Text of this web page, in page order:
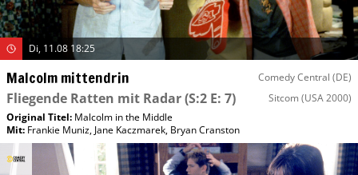
Di, 11.08 18:25
Malcolm mittendrin Comedy Central (DE)
Fliegende Ratten mit Radar(S:2 E: 7) Sitcom (USA 2000)
Original Titel: Malcolm in the Middle
Mit: Frankie Muniz, Jane Kaczmarek, Bryan Cranston